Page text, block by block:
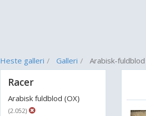
Heste galleri Galleri Arabisk-fuldblod
Racer
Arabisk fuldblod (OX)
(2.052)